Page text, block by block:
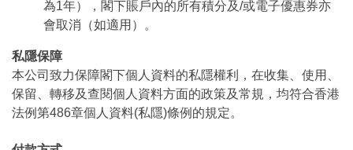
為1年），閣下賬戶內的所有積分及/或電子優惠券亦
會取消（如適用）。
私隱保障
本公司致力保障閣下個人資料的私隱權利，在收集、使用、
保留、轉移及查閱個人資料方面的政策及常規，均符合香港
法例第486章個人資料(私隱)條例的規定。